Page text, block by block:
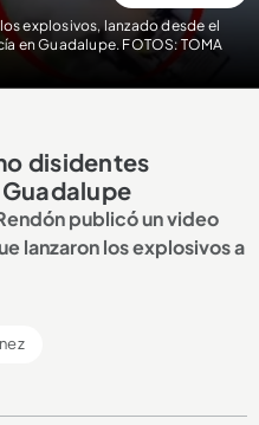
explosivos, lanzado desde el
en Guadalupe. FOTOS: TOMA
disidentes
publicó un video
lanzaron los explosivos a